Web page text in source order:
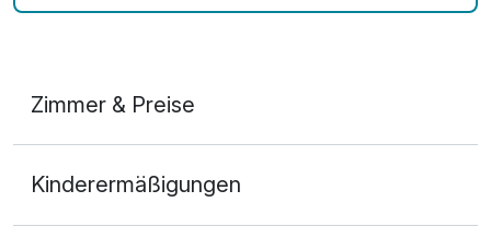
Zimmer & Preise
2 Erwachsene
Kinderermäßigungen